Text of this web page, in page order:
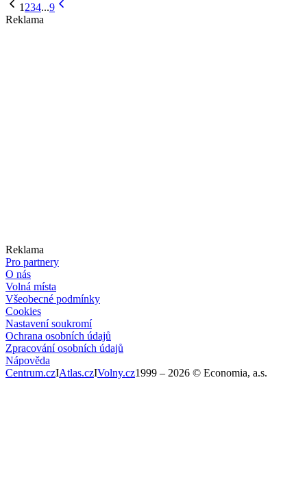
1 234...9
Reklama
Reklama
Pro partnery
O nás
Volná místa
Všeobecné podmínky
Cookies
Nastavení soukromí
Ochrana osobních údajů
Zpracování osobních údajů
Nápověda
Centrum.czIAtlas.czIVolny.cz1999 – 2026 © Economia, a.s.